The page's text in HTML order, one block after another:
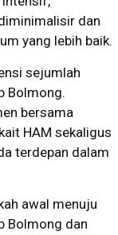
dan
yang lebih baik.
sejumlah
Bolmong.
bersama
HAM sekaligus
terdepan dalam
awal menuju
Bolmong dan